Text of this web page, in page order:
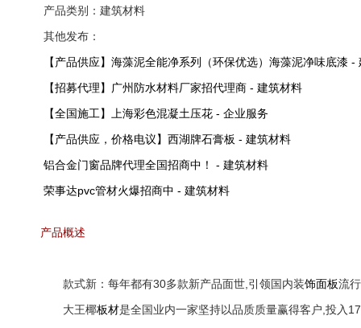
产品类别：建筑材料
其他发布：
【产品供应】海藻泥全能净系列（环保优选）海藻泥净味底漆 -
【招募代理】广州防水材料厂家招代理商 - 建筑材料
【全国施工】上海彩色混凝土压花 - 企业服务
【产品供应，价格电议】西湖牌石膏板 - 建筑材料
铝合金门窗品牌代理全国招商中！ - 建筑材料
荣事达pvc管材火爆招商中 - 建筑材料
产品概述
款式新：每年都有30多款新产品面世,引领国内装饰面板流
大王椰板材是全国业内一家坚持以品质质量赢得客户,投入